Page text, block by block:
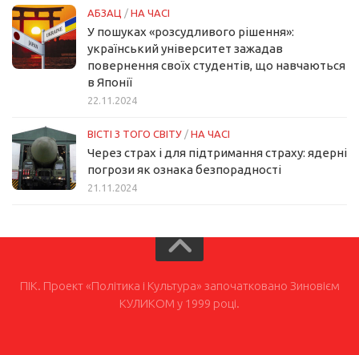
АБЗАЦ / НА ЧАСІ
У пошуках «розсудливого рішення»:
український університет зажадав
повернення своїх студентів, що навчаються
в Японії
22.11.2024
ВІСТІ З ТОГО СВІТУ / НА ЧАСІ
Через страх і для підтримання страху: ядерні
погрози як ознака безпорадності
21.11.2024
ПІК. Проект «Політика і Культура» започатковано Зиновієм
КУЛИКОМ у 1999 році.